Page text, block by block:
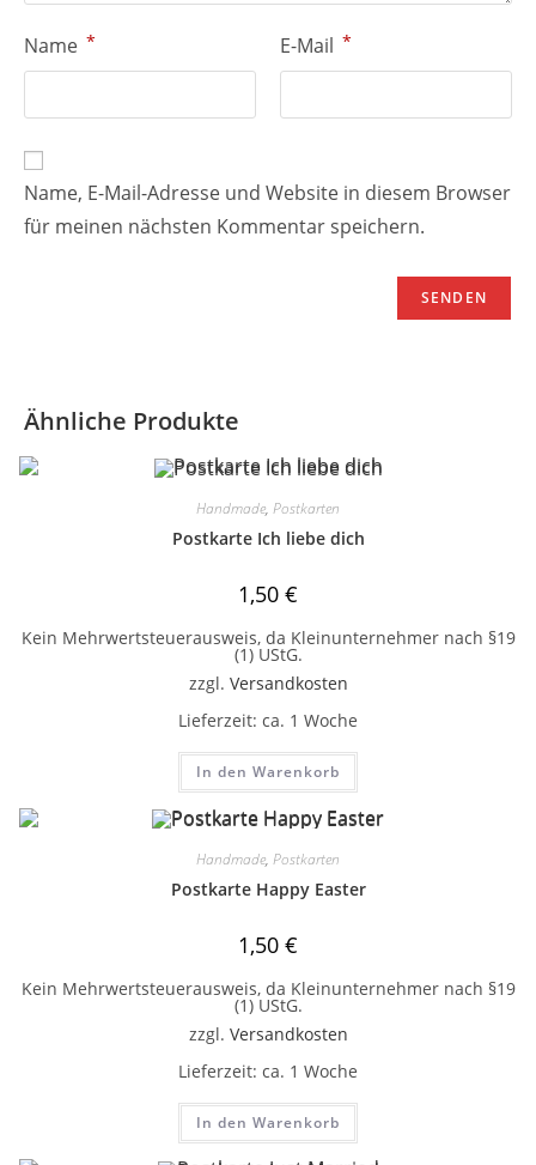
Name * E-Mail *
Name, E-Mail-Adresse und Website in diesem Browser
für meinen nächsten Kommentar speichern.
Ähnliche Produkte
Handmade, Postkarten
Postkarte Ich liebe dich
1,50 €
Kein Mehrwertsteuerausweis, da Kleinunternehmer nach §19
(1) UStG.
zzgl. Versandkosten
Lieferzeit: ca. 1 Woche
In den Warenkorb
Handmade, Postkarten
Postkarte Happy Easter
1,50 €
Kein Mehrwertsteuerausweis, da Kleinunternehmer nach §19
(1) UStG.
zzgl. Versandkosten
Lieferzeit: ca. 1 Woche
In den Warenkorb